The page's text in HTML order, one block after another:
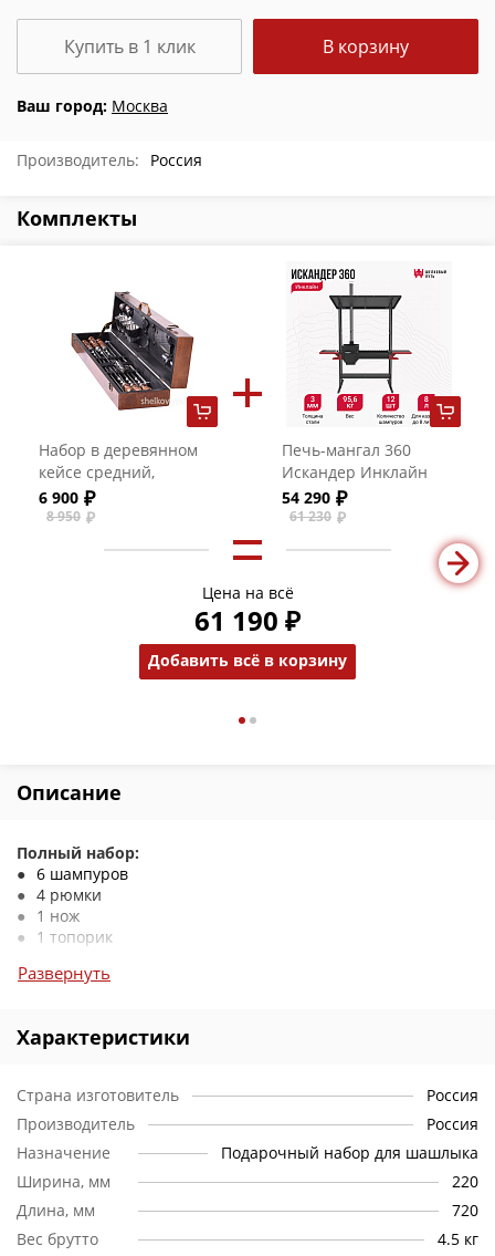
Ваш город: Москва
В корзину
Купить в 1 клик
Производитель: Россия
Комплекты
Набор в деревянном
кейсе средний,
Классика №2-2,
полный
6 900
8 950
Печь-мангал 360
Искандер Инклайн
54 290
61 230
Цена на всё
61 190 ₽
Добавить всё в корзину
Описание
Полный набор:
6 шампуров
4 рюмки
1 нож
1 топорик
Развернуть
Характеристики
Страна изготовитель
Россия
Производитель
Россия
Назначение
Подарочный набор для шашлыка
Ширина, мм
220
Длина, мм
720
Вес брутто
4.5 кг